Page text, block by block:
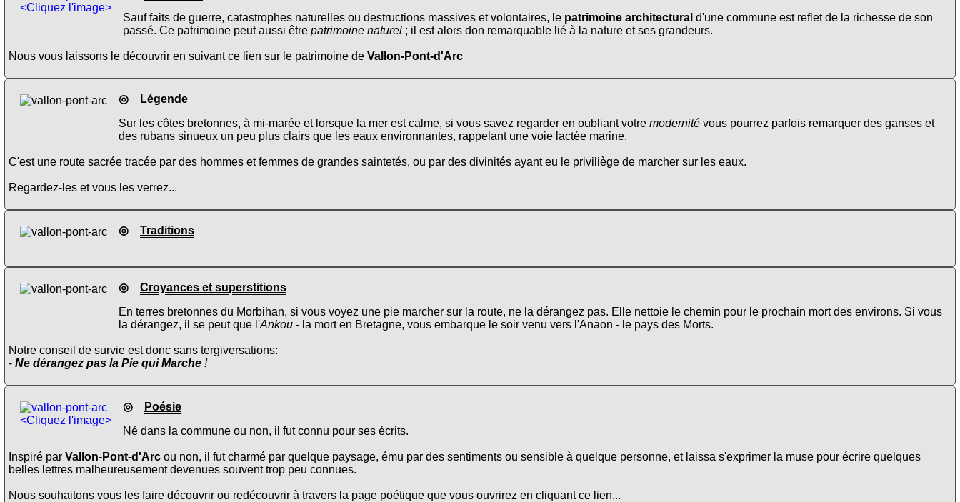
<Cliquez l'image>
Sauf faits de guerre, catastrophes naturelles ou destructions massives et volontaires, le patrimoine architectural d'une commune est reflet de la richesse de son
passé. Ce patrimoine peut aussi être patrimoine naturel ; il est alors don remarquable lié à la nature et ses grandeurs.
Nous vous laissons le découvrir en suivant ce lien sur le patrimoine de Vallon-Pont-d'Arc
◎
Légende
Sur les côtes bretonnes, à mi-marée et lorsque la mer est calme, si vous savez regarder en oubliant votre modernité vous pourrez parfois remarquer des ganses et
des rubans sinueux un peu plus clairs que les eaux environnantes, rappelant une voie lactée marine.
C'est une route sacrée tracée par des hommes et femmes de grandes saintetés, ou par des divinités ayant eu le priviliège de marcher sur les eaux.
Regardez-les et vous les verrez...
◎ Traditions
◎ Croyances et superstitions
En terres bretonnes du Morbihan, si vous voyez une pie marcher sur la route, ne la dérangez pas. Elle nettoie le chemin pour le prochain mort des environs. Si vous
la dérangez, il se peut que l'Ankou - la mort en Bretagne, vous embarque le soir venu vers l'Anaon - le pays des Morts.
Notre conseil de survie est donc sans tergiversations:
- Ne dérangez pas la Pie qui Marche !
<Cliquez l'image>
◎
Poésie
Né dans la commune ou non, il fut connu pour ses écrits.
Inspiré par Vallon-Pont-d'Arc ou non, il fut charmé par quelque paysage, ému par des sentiments ou sensible à quelque personne, et laissa s'exprimer la muse pour écrire quelques
belles lettres malheureusement devenues souvent trop peu connues.
Nous souhaitons vous les faire découvrir ou redécouvrir à travers la page poétique que vous ouvrirez en cliquant ce lien...